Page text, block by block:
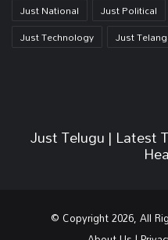
Just National
Just Political
Just Technology
Just
Just Telugu | Latest
© Copyright 2026, All